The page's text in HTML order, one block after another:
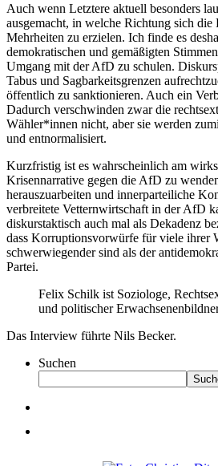
Auch wenn Letztere aktuell besonders
ausgemacht, in welche Richtung sich
Mehrheiten zu erzielen. Ich finde es
demokratischen und gemäßigten
Umgang mit der AfD zu schulen.
Tabus und Sagbarkeitsgrenzen
öffentlich zu sanktionieren. Auch ein
Dadurch verschwinden zwar die
Wähler*innen nicht, aber sie werden
und entnormalisiert.
Kurzfristig ist es wahrscheinlich am
Krisennarrative gegen die AfD zu
herauszuarbeiten und innerparteiliche
verbreitete Vetternwirtschaft in der AfD
diskurstaktisch auch mal als Dekadenz
dass Korruptionsvorwürfe für viele ihrer
schwerwiegender sind als der
Partei.
Felix Schilk ist Soziologe,
und politischer
Das Interview führte Nils Becker.
Suchen